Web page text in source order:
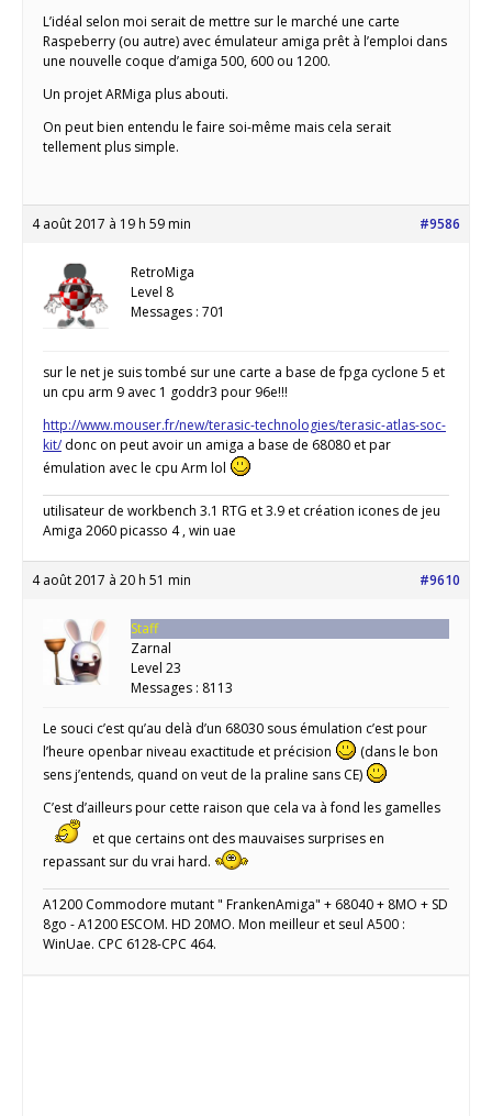
L’idéal selon moi serait de mettre sur le marché une carte
Raspeberry (ou autre) avec émulateur amiga prêt à l’emploi dans
une nouvelle coque d’amiga 500, 600 ou 1200.
Un projet ARMiga plus abouti.
On peut bien entendu le faire soi-même mais cela serait
tellement plus simple.
4 août 2017 à 19 h 59 min #9586
RetroMiga
Level 8
Messages : 701
sur le net je suis tombé sur une carte a base de fpga cyclone 5 et
un cpu arm 9 avec 1 goddr3 pour 96e!!!
http://www.mouser.fr/new/terasic-technologies/terasic-atlas-soc-
kit/ donc on peut avoir un amiga a base de 68080 et par
émulation avec le cpu Arm lol
utilisateur de workbench 3.1 RTG et 3.9 et création icones de jeu
Amiga 2060 picasso 4 , win uae
4 août 2017 à 20 h 51 min #9610
Staff
Zarnal
Level 23
Messages : 8113
Le souci c’est qu’au delà d’un 68030 sous émulation c’est pour
l’heure openbar niveau exactitude et précision
(dans le bon
sens j’entends, quand on veut de la praline sans CE)
C’est d’ailleurs pour cette raison que cela va à fond les gamelles
et que certains ont des mauvaises surprises en
repassant sur du vrai hard.
A1200 Commodore mutant " FrankenAmiga" + 68040 + 8MO + SD
8go - A1200 ESCOM. HD 20MO. Mon meilleur et seul A500 :
WinUae. CPC 6128-CPC 464.